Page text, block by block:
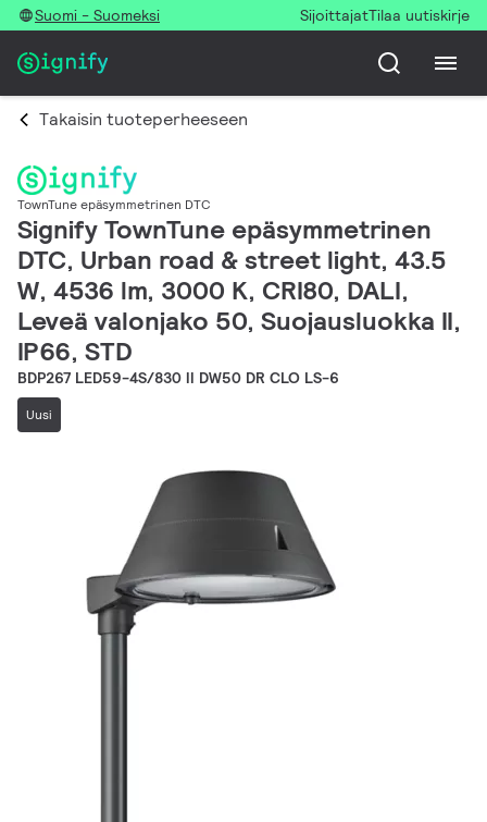
Suomi - Suomeksi SijoittajatTilaa uutiskirje
Takaisin tuoteperheeseen
TownTune epäsymmetrinen DTC
Signify TownTune epäsymmetrinen
DTC, Urban road & street light, 43.5
W, 4536 lm, 3000 K, CRI80, DALI,
Leveä valonjako 50, Suojausluokka II,
IP66, STD
BDP267 LED59-4S/830 II DW50 DR CLO LS-6
Uusi